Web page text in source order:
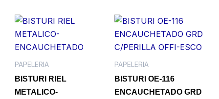
PAPELERIA
BISTURI RIEL
METALICO-
PAPELERIA
BISTURI OE-116
ENCAUCHETADO GRD